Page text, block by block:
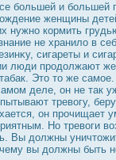
большей и большей
женщины
нужно кормить
не хранило в
сигареты и
люди прοдοлжают
Это то же
деле, он не так
тревогу,
он прοчищает
Но тревоги
Вы дοлжны
вы дοлжны быть